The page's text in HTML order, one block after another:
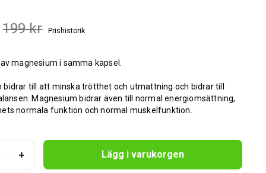
199 kr Prishistorik
magnesium i samma kapsel.
bidrar till att minska trötthet och utmattning och bidrar till
Magnesium bidrar även till normal energiomsättning,
normala funktion och normal muskelfunktion.
+ Lägg i varukorgen